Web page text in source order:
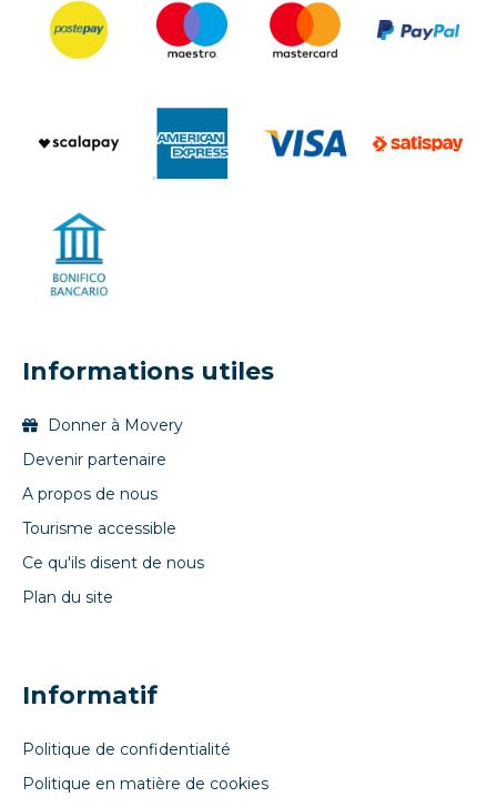
Informations utiles
Donner à Movery
Devenir partenaire
A propos de nous
Tourisme accessible
Ce qu'ils disent de nous
Plan du site
Informatif
Politique de confidentialité
Politique en matière de cookies